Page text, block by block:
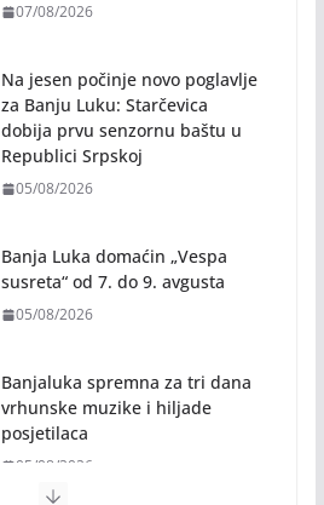
07/08/2026
Na jesen počinje novo poglavlje
za Banju Luku: Starčevica
dobija prvu senzornu baštu u
Republici Srpskoj
05/08/2026
Banja Luka domaćin „Vespa
susreta“ od 7. do 9. avgusta
05/08/2026
Banjaluka spremna za tri dana
vrhunske muzike i hiljade
posjetilaca
05/08/2026